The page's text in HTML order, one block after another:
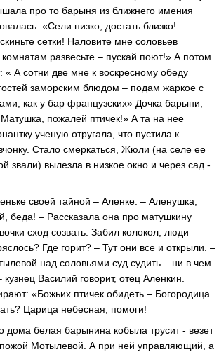
про то барыня из ближнего имения
«Сели низко, достать близко!
сетки! Наловите мне соловьев
развесьте – пускай поют!» А потом
« А сотни две мне к воскресному обеду
заморским блюдом – подам жаркое с
как у бар французских» Дочка барыни,
пожалей птичек!» А та на нее
ученую отругала, что пустила к
Стало смеркаться, Жюли (на селе ее
звали) вылезла в низкое окно и через сад -
своей тайной – Аленке. – Аленушка,
беда! – Рассказала она про матушкину
сход созвать. Забил колокол, люди
Где горит? – Тут они все и открыли. –
над соловьями суд судить – ни в чем
Василий говорит, отец Аленкин.
«Божьих птичек обидеть – Богородица
Царица небесная, помоги!
дома белая барынина кобыла трусит - везет
Мотылевой. А при ней управляющий, а